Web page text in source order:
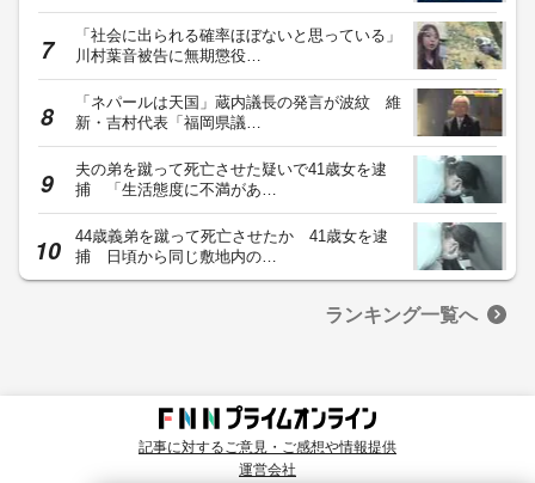
「社会に出られる確率ほぼないと思っている」
川村葉音被告に無期懲役…
「ネパールは天国」蔵内議長の発言が波紋 維
新・吉村代表「福岡県議…
夫の弟を蹴って死亡させた疑いで41歳女を逮
捕 「生活態度に不満があ…
44歳義弟を蹴って死亡させたか 41歳女を逮
捕 日頃から同じ敷地内の…
ランキング一覧へ
記事に対するご意見・ご感想や情報提供
運営会社